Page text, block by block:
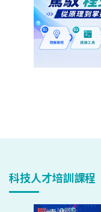
科技人才培訓課程